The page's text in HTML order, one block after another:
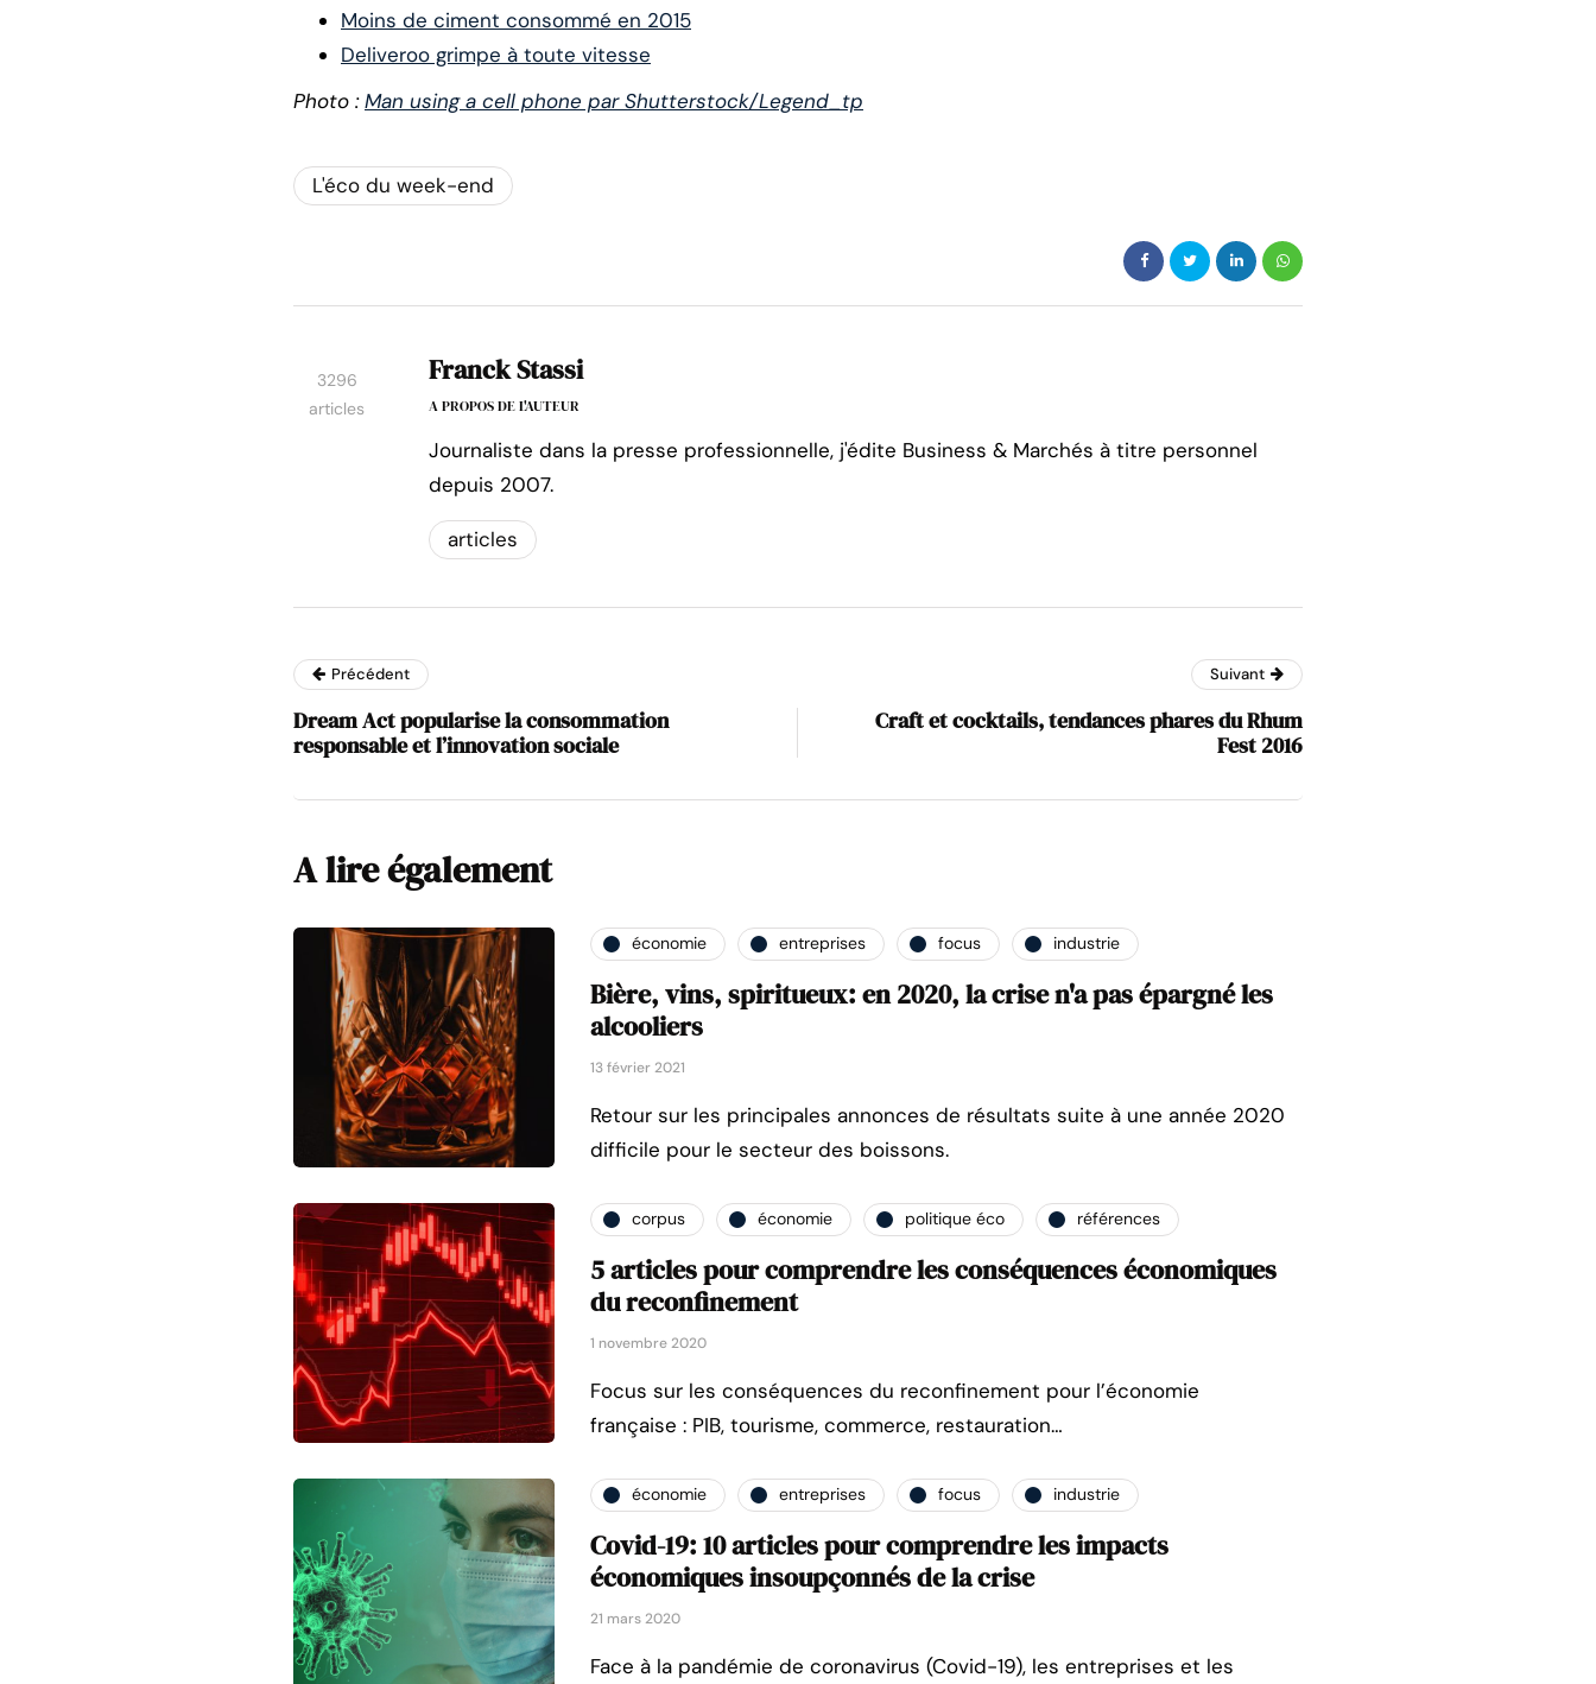
Moins de ciment consommé en 2015
Deliveroo grimpe à toute vitesse
Photo :Man using a cell phone par Shutterstock/Legend_tp
L'éco du week-end
3296
articles
Franck Stassi
A PROPOS DE L'AUTEUR
Journaliste dans la presse professionnelle, j'édite Business & Marchés à titre personnel
depuis 2007.
articles
Précédent
Dream Act popularise la consommation
responsable et l’innovation sociale
Suivant
Craft et cocktails, tendances phares du Rhum
Fest 2016
A lire également
économie entreprises focus industrie
Bière, vins, spiritueux: en 2020, la crise n'a pas épargné les
alcooliers
13 février 2021
Retour sur les principales annonces de résultats suite à une année 2020
difficile pour le secteur des boissons.
corpus économie politique éco références
5 articles pour comprendre les conséquences économiques
du reconfinement
1 novembre 2020
Focus sur les conséquences du reconfinement pour l’économie
française : PIB, tourisme, commerce, restauration…
économie entreprises focus industrie
Covid-19: 10 articles pour comprendre les impacts
économiques insoupçonnés de la crise
21 mars 2020
Face à la pandémie de coronavirus (Covid-19), les entreprises et les